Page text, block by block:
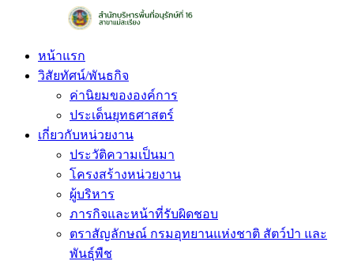
หน้าแรก
วิสัยทัศน์/พันธกิจ
ค่านิยมขององค์การ
ประเด็นยุทธศาสตร์
เกี่ยวกับหน่วยงาน
ประวัติความเป็นมา
โครงสร้างหน่วยงาน
ผู้บริหาร
ภารกิจและหน้าที่รับผิดชอบ
ตราสัญลักษณ์ กรมอุทยานแห่งชาติ สัตว์ป่า และ
พันธุ์พืช